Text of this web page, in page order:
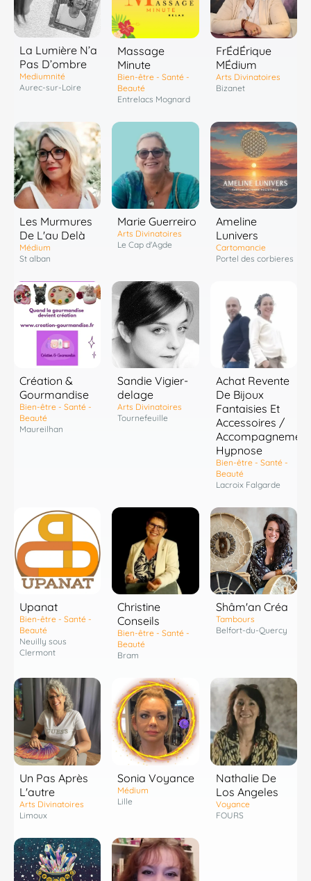
La Lumière N’a
Pas D’ombre
Mediumnité
Aurec-sur-Loire
Massage
Minute
Bien-être - Santé -
Beauté
Entrelacs Mognard
FrÉdÉrique
MÉdium
Arts Divinatoires
Bizanet
Les Murmures
De L'au Delà
Médium
St alban
Marie Guerreiro
Arts Divinatoires
Le Cap d'Agde
Ameline
Lunivers
Cartomancie
Portel des corbieres
Création &
Gourmandise
Bien-être - Santé -
Beauté
Maureilhan
Sandie Vigier-
delage
Arts Divinatoires
Tournefeuille
Achat Revente
De Bijoux
Fantaisies Et
Accessoires /
Accompagnement
Hypnose
Bien-être - Santé -
Beauté
Lacroix Falgarde
Upanat
Bien-être - Santé -
Beauté
Neuilly sous
Clermont
Christine
Conseils
Bien-être - Santé -
Beauté
Bram
Shâm'an Créa
Tambours
Belfort-du-Quercy
Un Pas Après
L'autre
Arts Divinatoires
Limoux
Sonia Voyance
Médium
Lille
Nathalie De
Los Angeles
Voyance
FOURS